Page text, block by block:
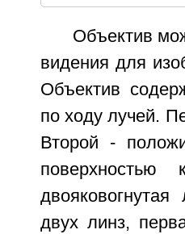
Объектив
видения для
Объектив
по ходу лучей.
Второй -
двух линз,